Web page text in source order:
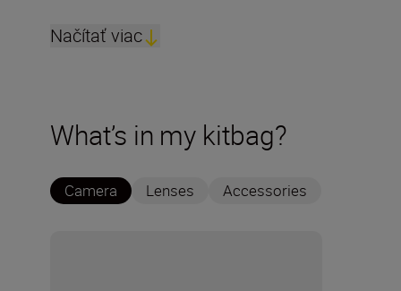
Načítať viac
What’s in my kitbag?
Camera Lenses Accessories